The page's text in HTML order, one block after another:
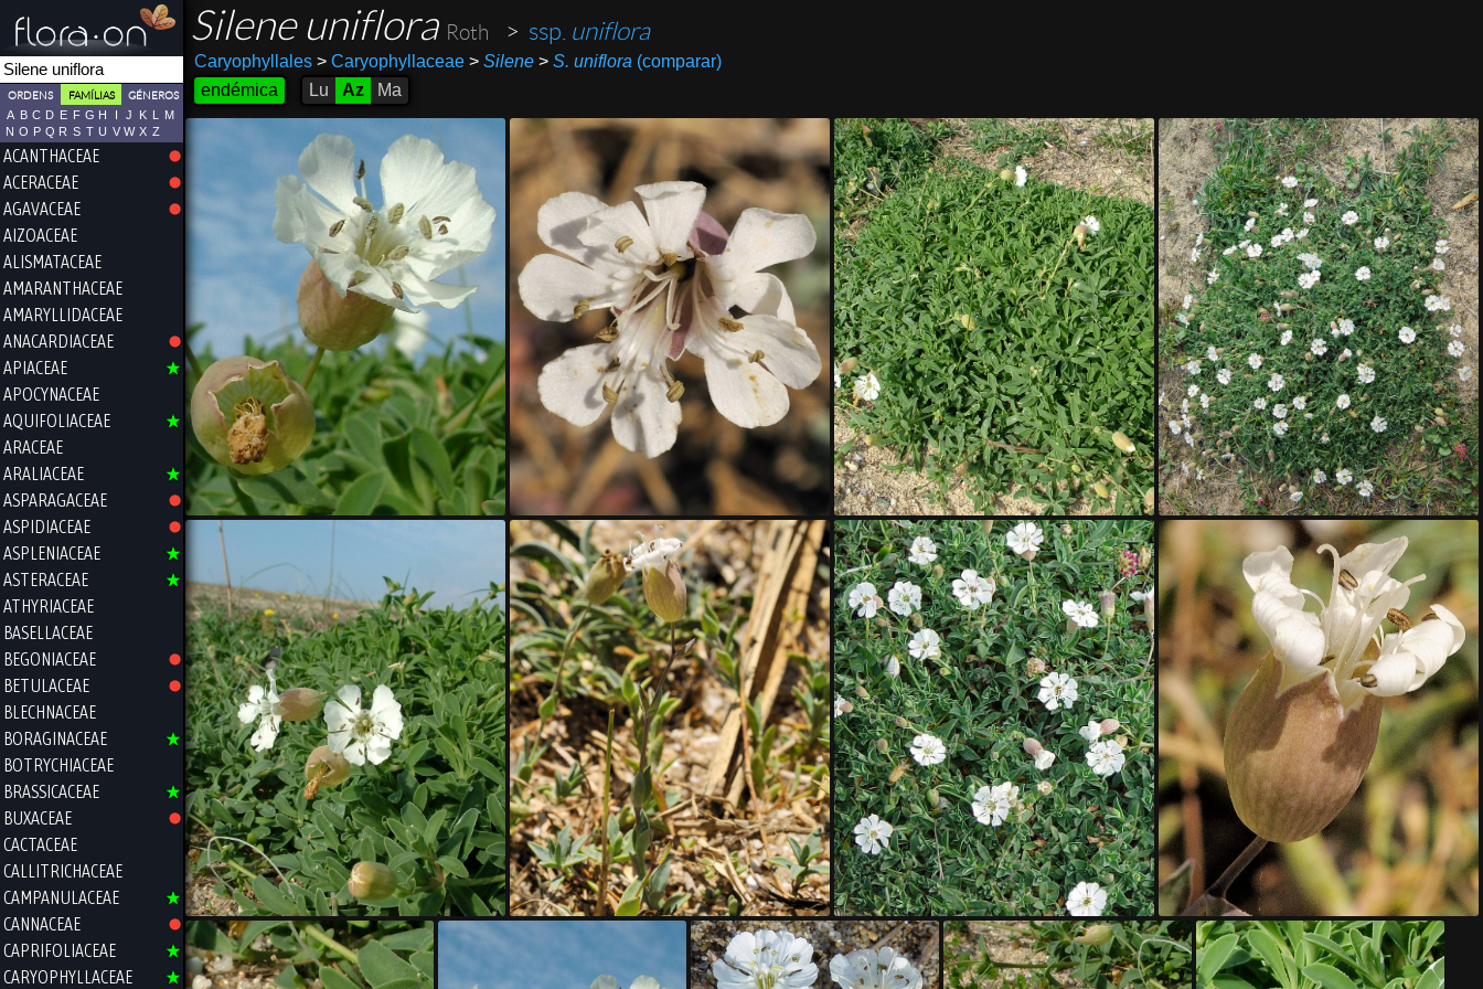
ORDENS FAMÍLIAS GÉNEROS
A B C D E F G H I J K L
M
N O P Q R S T U V W X Z
ACANTHACEAE
ACERACEAE
AGAVACEAE
AIZOACEAE
ALISMATACEAE
AMARANTHACEAE
AMARYLLIDACEAE
ANACARDIACEAE
APIACEAE
APOCYNACEAE
AQUIFOLIACEAE
ARACEAE
ARALIACEAE
ASPARAGACEAE
ASPIDIACEAE
ASPLENIACEAE
ASTERACEAE
ATHYRIACEAE
BASELLACEAE
BEGONIACEAE
BETULACEAE
BLECHNACEAE
BORAGINACEAE
BOTRYCHIACEAE
BRASSICACEAE
BUXACEAE
CACTACEAE
CALLITRICHACEAE
CAMPANULACEAE
CANNACEAE
CAPRIFOLIACEAE
CARYOPHYLLACEAE
Silene uniflora Roth > ssp. uniflora
Caryophyllales >Caryophyllaceae > Silene > S. uniflora (comparar)
endémica
Lu Az Ma